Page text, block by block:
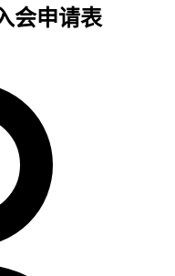
会申请表